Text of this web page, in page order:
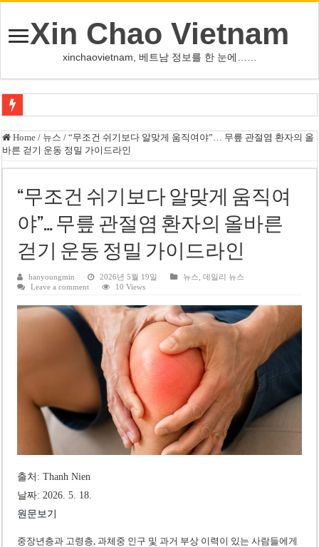
Xin Chao Vietnam
xinchaovietnam, 베트남 정보를 한 눈에……
오덕 목사, 32년 베트남 삶 담은 첫 디카시집 ‘한 컷의 서정’ 출간
베트남 화학·플라스틱 기업 납세 상위 10곳 공개…절반은 국영기업
FIFA 인판티노 회장, 유럽 축구계·북미 정치권 불신임 압박 직면
미화원 쪽방 휴게실 논란…허리도 못 펴는 열악한 환경
호찌민시, 올해 국경절 연휴 5일 연속 휴무 확정… 8월 29일~9월 2일
우크라이나 전황 1,623일: 키이우, 탄도미사일 요격 실패…드론, 모스크바 집
미 국방부, 육군 참모총장 임명 난항
조세심판원, 배우 유연석 30억 세금 불복 청구 기각
Home / 뉴스 / “무조건 쉬기보다 알맞게 움직여야”… 무릎 관절염 환자의 올
바른 걷기 운동 정밀 가이드라인
“무조건 쉬기보다 알맞게 움직여
야”… 무릎 관절염 환자의 올바른
걷기 운동 정밀 가이드라인
hanyoungmin 2026년 5월 19일 뉴스 ,데일리 뉴스
Leave a comment
10 Views
출처: Thanh Nien
날짜: 2026. 5. 18.
원문보기
중장년층과 고령층, 과체중 인구 및 과거 부상 이력이 있는 사람들에게